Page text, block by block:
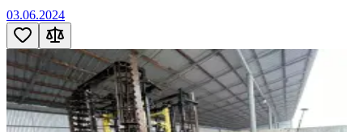
03.06.2024